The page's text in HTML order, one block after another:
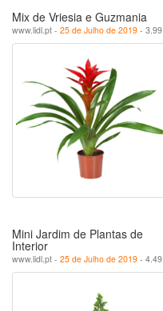
Mix de Vriesia e Guzmania
www.lidl.pt - 25 de Julho de 2019 - 3.99
Mini Jardim de Plantas de
Interior
www.lidl.pt - 25 de Julho de 2019 - 4.49